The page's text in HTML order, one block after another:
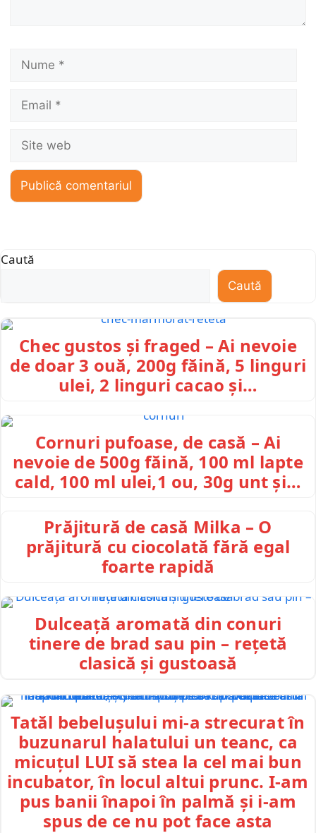
Nume
Email
Site
Caută
Caută
Chec gustos și fraged – Ai nevoie
de doar 3 ouă, 200g făină, 5 linguri
ulei, 2 linguri cacao și…
Cornuri pufoase, de casă – Ai
nevoie de 500g făină, 100 ml lapte
cald, 100 ml ulei,1 ou, 30g unt și…
Prăjitură de casă Milka – O
prăjitură cu ciocolată fără egal
foarte rapidă
Dulceață aromată din conuri
tinere de brad sau pin – rețetă
clasică și gustoasă
Tatăl bebelușului mi-a strecurat în
buzunarul halatului un teanc, ca
micuțul LUI să stea la cel mai bun
incubator, în locul altui prunc. I-am
pus banii înapoi în palmă și i-am
spus de ce nu pot face asta